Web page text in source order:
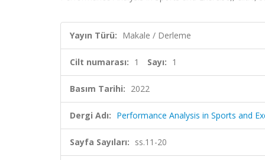
Yayın Türü: Makale / Derleme
Cilt numarası: 1 Sayı: 1
Basım Tarihi: 2022
Dergi Adı: Performance Analysis in Sports and
Sayfa Sayıları: ss.11-20